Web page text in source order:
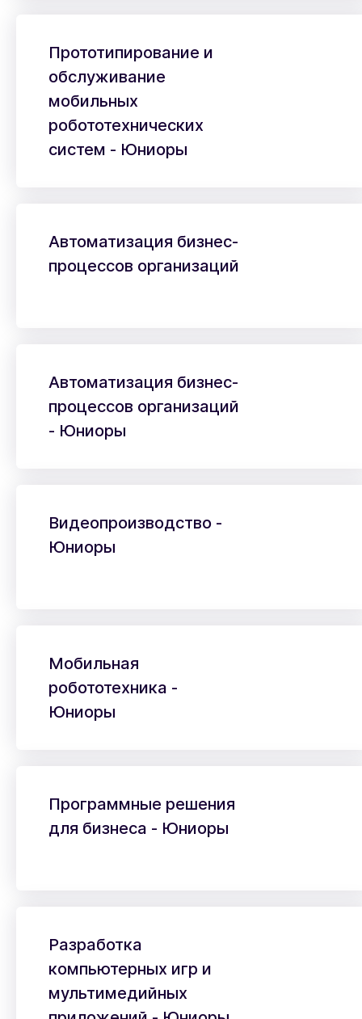
Прототипирование и
обслуживание
мобильных
робототехнических
систем - Юниоры
Автоматизация бизнес-
процессов организаций
Автоматизация бизнес-
процессов организаций
- Юниоры
Видеопроизводство -
Юниоры
Мобильная
робототехника -
Юниоры
Программные решения
для бизнеса - Юниоры
Разработка
компьютерных игр и
мультимедийных